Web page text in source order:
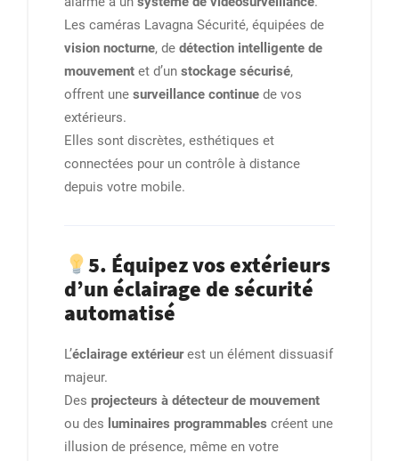
Les caméras Lavagna Sécurité, équipées de
vision nocturne, de détection intelligente de
mouvement et d’un stockage sécurisé,
offrent une surveillance continue de vos
extérieurs.
Elles sont discrètes, esthétiques et
connectées pour un contrôle à distance
depuis votre mobile.
5. Équipez vos extérieurs
d’un éclairage de sécurité
automatisé
L’éclairage extérieurest un élément dissuasif
majeur.
Des projecteurs à détecteur de mouvement
ou des luminaires programmables créent une
illusion de présence, même en votre